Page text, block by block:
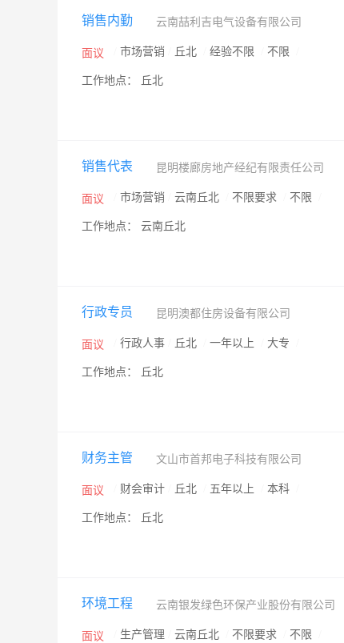
销售内勤 云南喆利吉电气设备有限公司
面议 市场营销 丘北 经验不限 不限
工作地点： 丘北
销售代表 昆明楼廊房地产经纪有限责任公司
面议 市场营销 云南丘北 不限要求 不限
工作地点： 云南丘北
行政专员 昆明澳都住房设备有限公司
面议 行政人事 丘北 一年以上 大专
工作地点： 丘北
财务主管 文山市首邦电子科技有限公司
面议 财会审计 丘北 五年以上 本科
工作地点： 丘北
环境工程 云南银发绿色环保产业股份有限公司
面议 生产管理 云南丘北 不限要求 不限